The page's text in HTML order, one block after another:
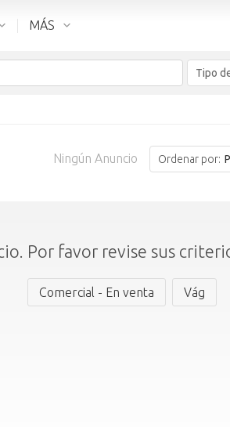
MÁS
Tipo
Ningún Anuncio Ordenar por:
Por favor revise sus
Comercial - En venta Vág